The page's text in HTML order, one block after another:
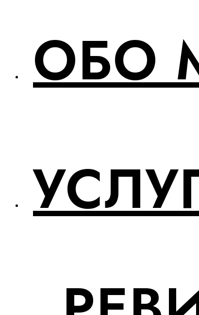
ОБО